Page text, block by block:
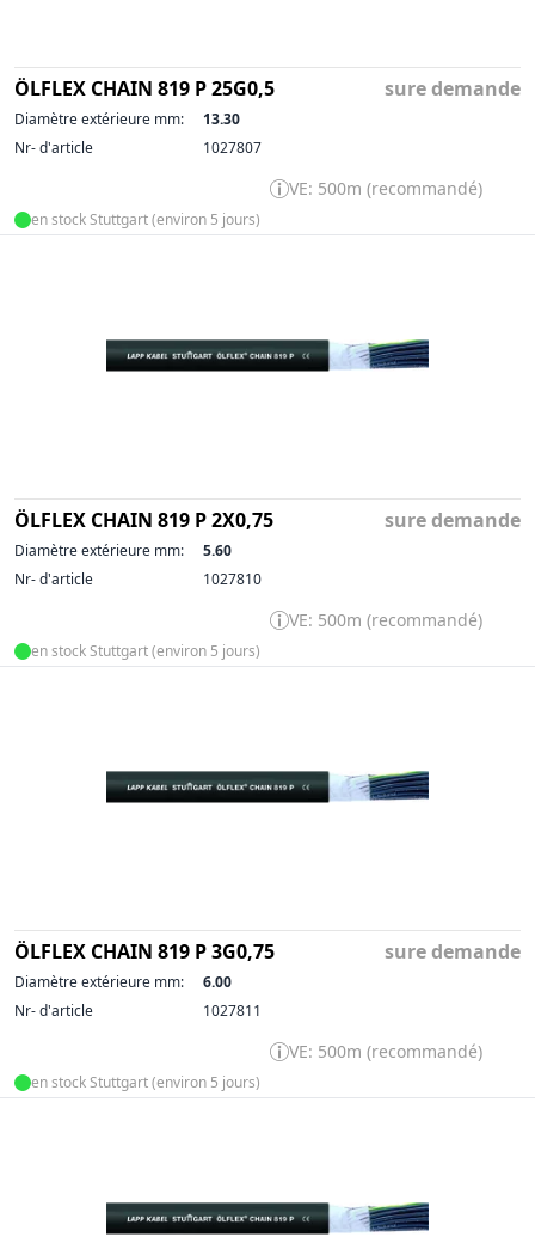
ÖLFLEX CHAIN 819 P 25G0,5 sure demande
Diamètre extérieure mm:
13.30
Nr- d'article
1027807
VE: 500m (recommandé)
en stock Stuttgart (environ 5 jours)
ÖLFLEX CHAIN 819 P 2X0,75 sure demande
Diamètre extérieure mm:
5.60
Nr- d'article
1027810
VE: 500m (recommandé)
en stock Stuttgart (environ 5 jours)
ÖLFLEX CHAIN 819 P 3G0,75 sure demande
Diamètre extérieure mm:
6.00
Nr- d'article
1027811
VE: 500m (recommandé)
en stock Stuttgart (environ 5 jours)